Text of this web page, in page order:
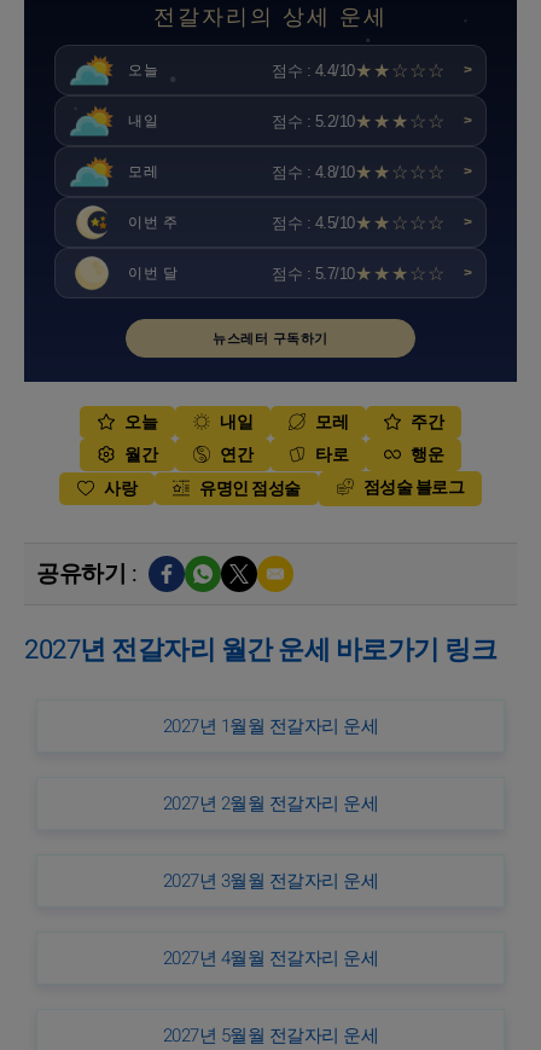
전갈자리의 상세 운세
오늘 점수 : 4.4/10★★☆☆☆ >
내일 점수 : 5.2/10★★★☆☆ >
모레 점수 : 4.8/10★★☆☆☆ >
이번 주 점수 : 4.5/10★★☆☆☆ >
이번 달 점수 : 5.7/10★★★☆☆ >
뉴스레터 구독하기
오늘 내일 모레
주간
월간
연간 타로
행운
사랑
유명인 점성술 점성술 블로그
공유하기 :
2027년 전갈자리 월간 운세 바로가기 링크
2027년 1월월 전갈자리 운세
2027년 2월월 전갈자리 운세
2027년 3월월 전갈자리 운세
2027년 4월월 전갈자리 운세
2027년 5월월 전갈자리 운세